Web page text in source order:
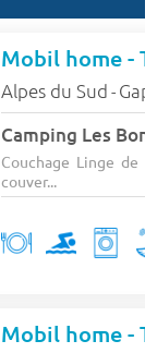
Mobil home -
Alpes du Sud -
Camping Les
Couchage Linge
couver...
Mobil home -